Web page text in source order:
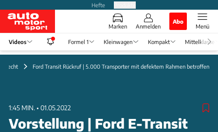
Hefte
Marken Anmelden
Abo
Menü
Videos Formel 1 Kleinwagen Kompakt Mittelklasse
Recht Ford Transit Rückruf | 5.000 Transporter mit defektem Rahmen betroffen
1:45 MIN. • 01.05.2022
Vorstellung | Ford E-Transit